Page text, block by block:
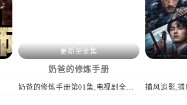
更新至全集
奶爸的修炼手册
奶爸的修炼手册第01集,电视剧全集,电视剧大全,高清完整版视频在线观看,肖雨,徐炳超,樊驿宁